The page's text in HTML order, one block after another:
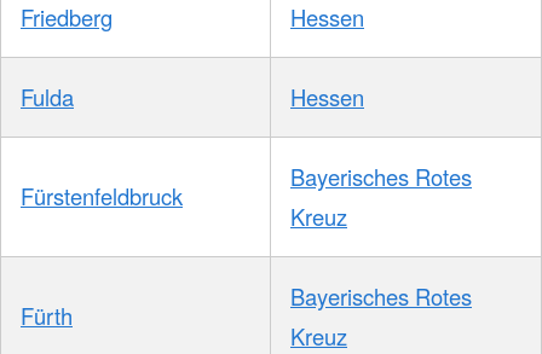
Friedberg Hessen
Fulda Hessen
Fürstenfeldbruck
Bayerisches Rotes
Kreuz
Fürth
Bayerisches Rotes
Kreuz